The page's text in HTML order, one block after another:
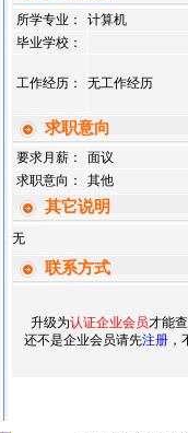
所学专业：
计算机
毕业学校：
工作经历： 无工作经历
求职意向
要求月薪：
面议
求职意向：
其他
其它说明
无
联系方式
升级为认证企业会员才能
还不是企业会员请先注册